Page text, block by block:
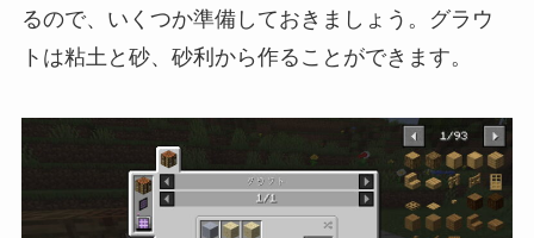
るので、いくつか準備しておきましょう。グラウ
トは粘土と砂、砂利から作ることができます。